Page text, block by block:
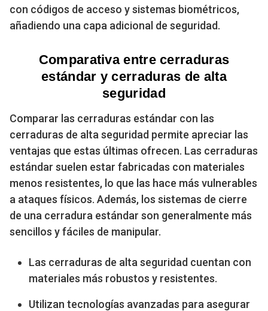
con códigos de acceso y sistemas biométricos,
añadiendo una capa adicional de seguridad.
Comparativa entre cerraduras
estándar y cerraduras de alta
seguridad
Comparar las cerraduras estándar con las
cerraduras de alta seguridad permite apreciar las
ventajas que estas últimas ofrecen. Las cerraduras
estándar suelen estar fabricadas con materiales
menos resistentes, lo que las hace más vulnerables
a ataques físicos. Además, los sistemas de cierre
de una cerradura estándar son generalmente más
sencillos y fáciles de manipular.
Las cerraduras de alta seguridad cuentan con
materiales más robustos y resistentes.
Utilizan tecnologías avanzadas para asegurar